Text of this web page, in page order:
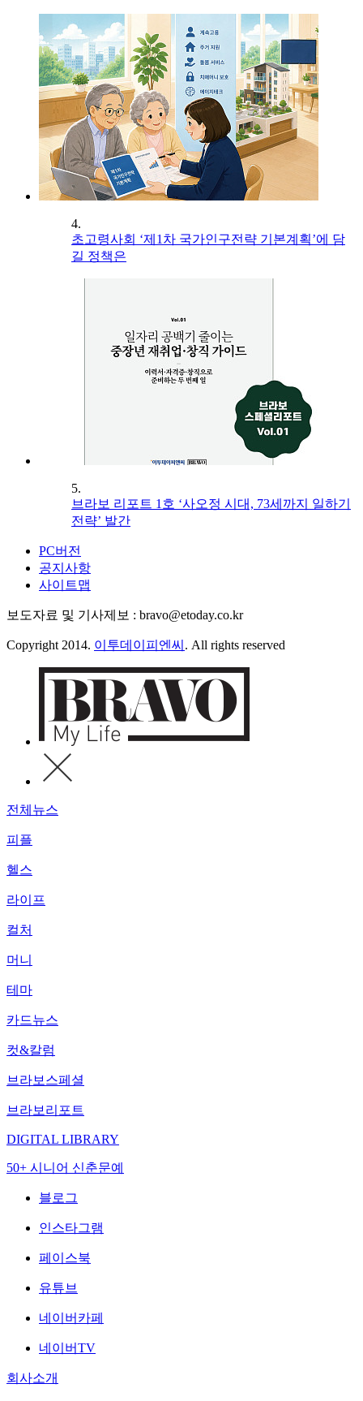
4.
초고령사회 ‘제1차 국가인구전략 기본계획’에 담
길 정책은
5.
브라보 리포트 1호 ‘사오정 시대, 73세까지 일하기
전략’ 발간
PC버전
공지사항
사이트맵
보도자료 및 기사제보 : bravo@etoday.co.kr
Copyright 2014. 이투데이피엔씨 . All rights reserved
전체뉴스
피플
헬스
라이프
컬처
머니
테마
카드뉴스
컷&칼럼
브라보스페셜
브라보리포트
DIGITAL LIBRARY
50+ 시니어 신춘문예
블로그
인스타그램
페이스북
유튜브
네이버카페
네이버TV
회사소개